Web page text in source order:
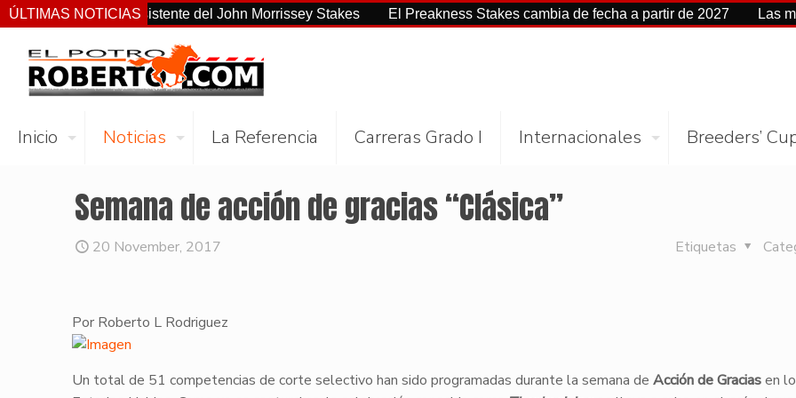
ÚLTIMAS NOTICIAS
el más consistente del John Morrissey Stakes El Preakness Stakes cambia de fecha a partir de 2027 Las mejores
Inicio Noticias La Referencia Carreras Grado I Internacionales Breeders’
Semana de acción de gracias “Clásica”
20 November, 2017 Etiquetas
Por Roberto L Rodriguez
​Un total de 51 competencias de corte selectivo han sido programadas durante la semana de Acción de Graciasen